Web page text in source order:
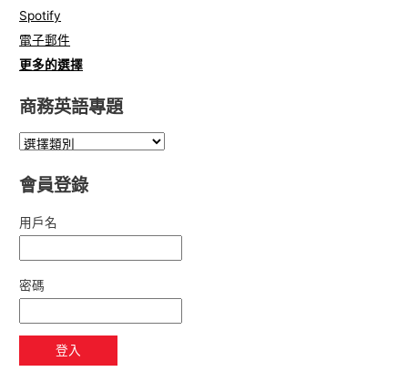
Spotify
電子郵件
更多的選擇
商務英語專題
會員登錄
用戶名
密碼